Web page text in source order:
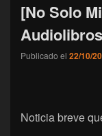
[No Solo
Publicado el 22/10/
Noticia breve